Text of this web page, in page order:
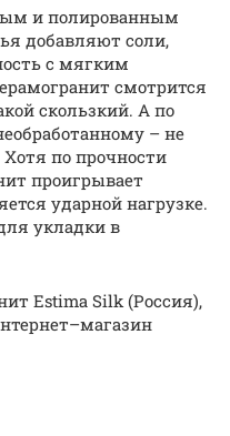
и полированным
добавляют соли,
с мягким
смотрится
скользкий. А по
– не
по прочности
проигрывает
ударной нагрузке.
укладки в
Estima Silk (Россия),